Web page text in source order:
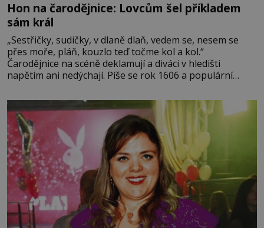
Hon na čarodějnice: Lovcům šel příkladem
sám král
„Sestřičky, sudičky, v dlaně dlaň, vedem se, nesem se
přes moře, pláň, kouzlo teď točme kol a kol.“
Čarodějnice na scéně deklamují a diváci v hledišti
napětím ani nedýchají. Píše se rok 1606 a populární
Tragédii o Macbethovi. Napsal ji pro krále Jakuba I., jenž
v roce 1603 vystřídal